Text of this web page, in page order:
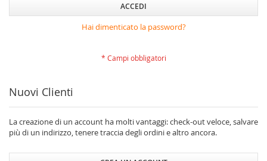
ACCEDI
Hai dimenticato la password?
Nuovi Clienti
La creazione di un account ha molti vantaggi: check-out veloce, salvare
più di un indirizzo, tenere traccia degli ordini e altro ancora.